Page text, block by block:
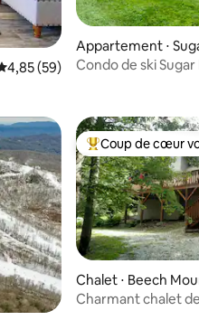
: 4,85 sur 5
moyenne sur la base
4,85 (59)
Appartement ⋅
in
Condo de ski
: 4,92 sur 5
appréciés Coups de cœur
Coup de cœur
Chalet ⋅ Beech
Charmant chalet